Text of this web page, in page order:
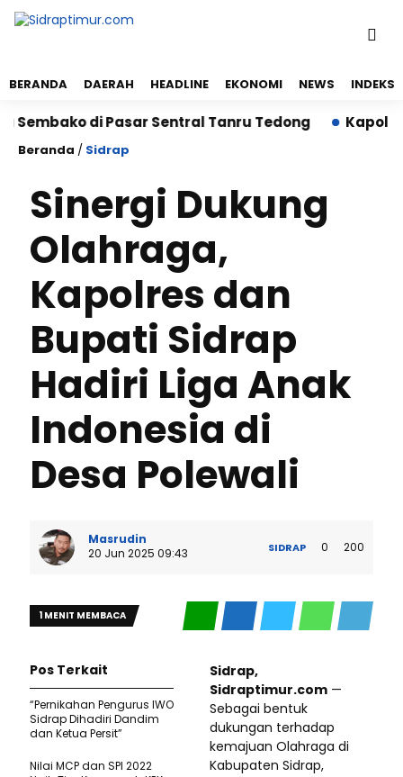
BERANDA DAERAH HEADLINE EKONOMI NEWS INDEKS
di Pasar Sentral Tanru Tedong Kapolres
Beranda / Sidrap
Sinergi Dukung
Olahraga,
Kapolres dan
Bupati Sidrap
Hadiri Liga Anak
Indonesia di
Desa Polewali
Masrudin
20 Jun 2025 09:43
SIDRAP 0 200
1 MENIT MEMBACA
Sidrap,
Sidraptimur.com —
Sebagai bentuk
dukungan terhadap
kemajuan Olahraga di
Kabupaten Sidrap,
Pos Terkait
“Pernikahan Pengurus IWO
Sidrap Dihadiri Dandim
dan Ketua Persit”
Nilai MCP dan SPI 2022